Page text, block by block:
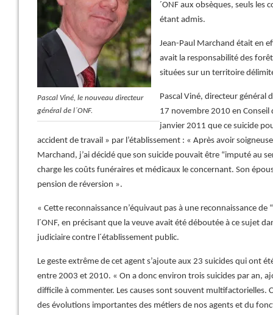
Pascal Viné, le nouveau directeur
général de l´ONF.
´ONF aux obsèques, seuls les
étant admis.
Jean-Paul Marchand était en
avait la responsabilité des
situées sur un territoire
Pascal Viné, directeur général
17 novembre 2010 en Conseil
janvier 2011 que ce suicide
accident de travail » par l’établissement : « Après avoir
Marchand, j’ai décidé que son suicide pouvait être “imputé au
charge les coûts funéraires et médicaux le concernant. Son
pension de réversion ».
« Cette reconnaissance n’équivaut pas à une reconnaissance de
l´ONF, en précisant que la veuve avait été déboutée à ce sujet
judiciaire contre l´établissement public.
Le geste extrême de cet agent s’ajoute aux 23 suicides qui ont
entre 2003 et 2010. « On a donc environ trois suicides par an,
difficile à commenter. Les causes sont souvent multifactorielles.
des évolutions importantes des métiers de nos agents et du